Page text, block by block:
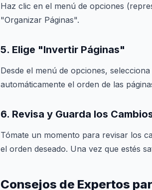
Haz clic en el menú de opciones
"Organizar Páginas".
5. Elige "Invertir Páginas"
Desde el menú de opciones, selecciona
automáticamente el orden de las
6. Revisa y Guarda los
Tómate un momento para revisar los
el orden deseado. Una vez que estés
Consejos de Expertos